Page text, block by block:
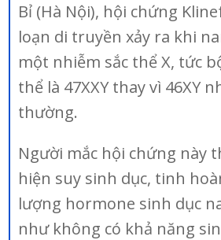
Bỉ (Hà Nội), hội chứng
loạn di truyền xảy ra khi
một nhiễm sắc thể X, tức
thể là 47XXY thay vì 46XY
thường.
Người mắc hội chứng này
hiện suy sinh dục, tinh
lượng hormone sinh dục
như không có khả năng